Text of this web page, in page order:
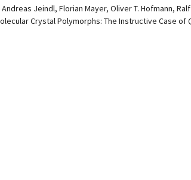
Jeindl, Florian Mayer, Oliver T. Hofmann,
Crystal Polymorphs: The Instructive Case of